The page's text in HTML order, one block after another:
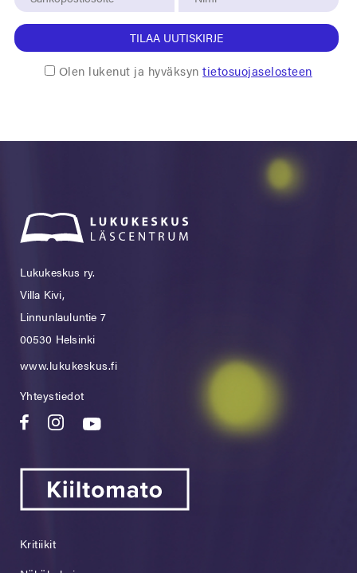
TILAA UUTISKIRJE
Olen lukenut ja hyväksyntietosuojaselosteen
Lukukeskus ry.
Villa Kivi,
Linnunlauluntie 7
00530 Helsinki
www.lukukeskus.fi
Yhteystiedot
Kritiikit